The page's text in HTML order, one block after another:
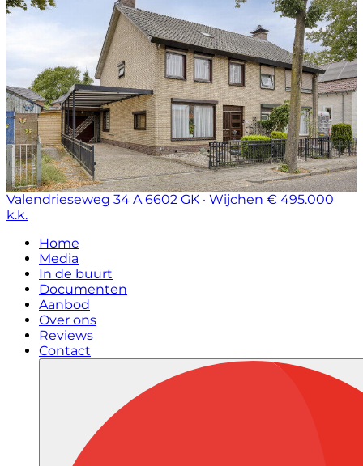
Valendrieseweg 34 A 6602 GK · Wijchen € 495.000
k.k.
Home
Media
In de buurt
Documenten
Aanbod
Over ons
Reviews
Contact